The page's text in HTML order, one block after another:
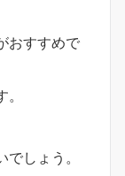
おすすめで
しょう。